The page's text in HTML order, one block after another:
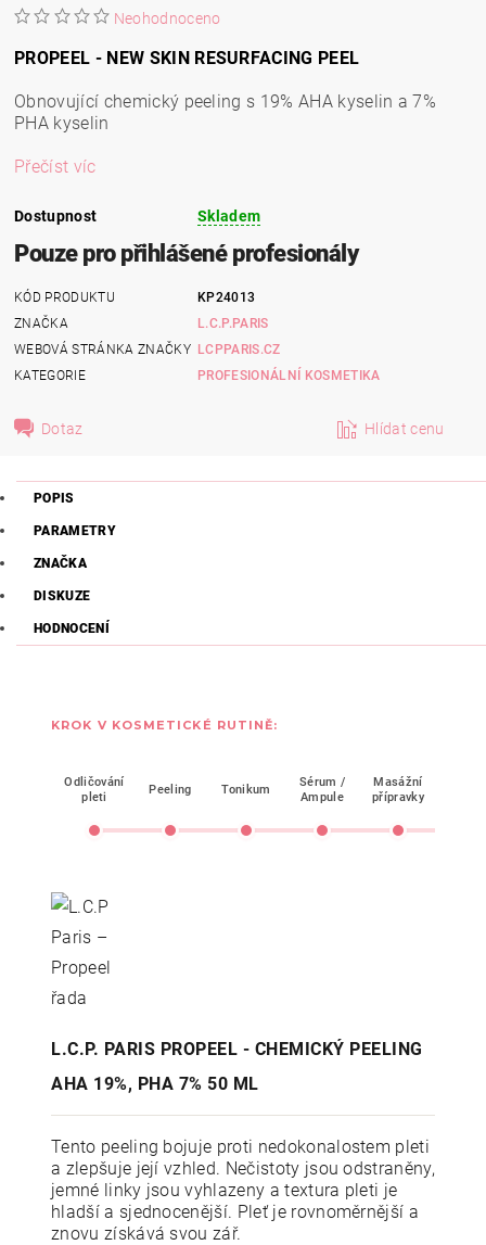
Neohodnoceno
PROPEEL - NEW SKIN RESURFACING PEEL
Obnovující chemický peeling s 19% AHA kyselin a 7%
PHA kyselin
Přečíst víc
Dostupnost Skladem
Pouze pro přihlášené profesionály
KÓD PRODUKTU
KP24013
ZNAČKA
L.C.P.PARIS
WEBOVÁ STRÁNKA ZNAČKY LCPPARIS.CZ
KATEGORIE
PROFESIONÁLNÍ KOSMETIKA
Dotaz Hlídat cenu
POPIS
PARAMETRY
ZNAČKA
DISKUZE
HODNOCENÍ
KROK V KOSMETICKÉ RUTINĚ:
Odličování
pleti
Peeling Tonikum
Sérum /
Ampule
Masážní
přípravky
L.C.P. PARIS PROPEEL - CHEMICKÝ PEELING
AHA 19%, PHA 7% 50 ML
Tento peeling bojuje proti nedokonalostem pleti
a zlepšuje její vzhled. Nečistoty jsou odstraněny,
jemné linky jsou vyhlazeny a textura pleti je
hladší a sjednocenější. Pleť je rovnoměrnější a
znovu získává svou zář.